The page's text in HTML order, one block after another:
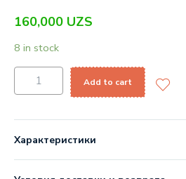
160,000 UZS
8 in stock
Add to cart
Характеристики